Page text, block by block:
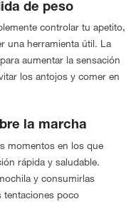
de peso
controlar tu apetito,
una herramienta útil. La
aumentar la sensación
los antojos y comer en
la marcha
momentos en los que
rápida y saludable.
y consumirlas
tentaciones poco